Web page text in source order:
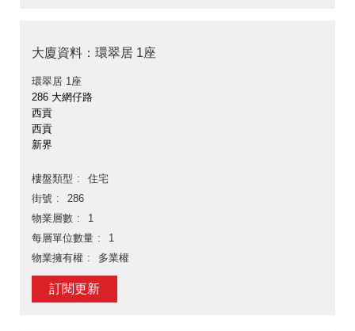
大廈資料：環翠居 1座
環翠居 1座
286 大網仔路
西貢
西貢
新界
樓盤類型
住宅
街號
286
物業層數
1
每層單位數量
1
物業擁有權
多業權
訂閱更新